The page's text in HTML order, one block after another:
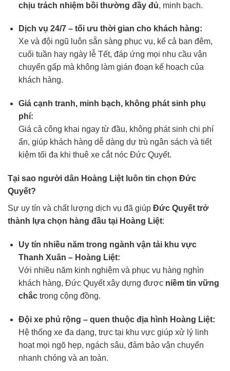
chịu trách nhiệm bồi thường đầy đủ, minh bạch.
Dịch vụ 24/7 – tối ưu thời gian cho khách hàng:
Xe và đội ngũ luôn sẵn sàng phục vụ, kể cả ban đêm,
cuối tuần hay ngày lễ Tết, đáp ứng mọi nhu cầu vận
chuyển gấp mà không làm gián đoạn kế hoạch của
khách hàng.
Giá cạnh tranh, minh bạch, không phát sinh phụ
phí:
Giá cả công khai ngay từ đầu, không phát sinh chi phí
ẩn, giúp khách hàng dễ dàng dự trù ngân sách và tiết
kiệm tối đa khi thuê xe cắt nóc Đức Quyết.
Tại sao người dân Hoàng Liệt luôn tin chọn Đức
Quyết?
Sự uy tín và chất lượng dịch vụ đã giúp Đức Quyết trở
thành lựa chọn hàng đầu tại Hoàng Liệt:
Uy tín nhiều năm trong ngành vận tải khu vực
Thanh Xuân – Hoàng Liệt:
Với nhiều năm kinh nghiệm và phục vụ hàng nghìn
khách hàng, Đức Quyết xây dựng được niềm tin vững
chắctrong cộng đồng.
Đội xe phủ rộng – quen thuộc địa hình Hoàng Liệt:
Hệ thống xe đa dạng, trực tại khu vực giúp xử lý linh
hoạt mọi ngõ hẹp, ngách sâu, đảm bảo vận chuyển
nhanh chóng và an toàn.